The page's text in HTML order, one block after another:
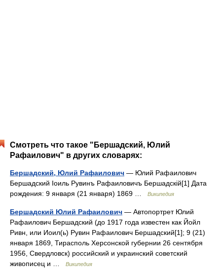
Смотреть что такое "Бершадский, Юлий
Рафаилович" в других словарях:
Бершадский, Юлий Рафаилович — Юлий Рафаилович
Бершадский Iоиль Рувинъ Рафаиловичъ Бершадскiй[1] Дата
рождения: 9 января (21 января) 1869 …
Википедия
Бершадский Юлий Рафаилович — Автопортрет Юлий
Рафаилович Бершадский (до 1917 года известен как Йойл
Ривн, или Иоил(ь) Рувин Рафаилович Бершадский[1]; 9 (21)
января 1869, Тирасполь Херсонской губернии 26 сентября
1956, Свердловск) российский и украинский советский
живописец и …
Википедия